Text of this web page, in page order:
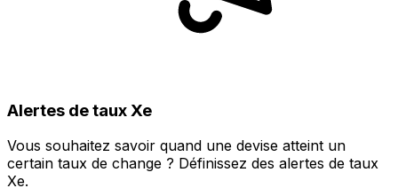
Alertes de taux Xe
Vous souhaitez savoir quand une devise atteint un
certain taux de change ? Définissez des alertes de taux
Xe.